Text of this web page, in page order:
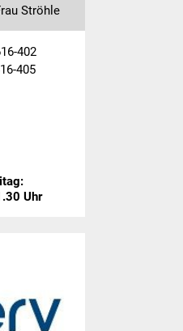
Kooperation KiGa
Lesebegleiter
Förderverein
Informationen zu
weiterführenden Schulen
Ströhle
402
405
Uhr